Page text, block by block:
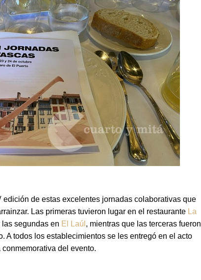
de estas excelentes jornadas colaborativas que
Las primeras tuvieron lugar en el restaurante La
segundas en El Laúl , mientras que las terceras fueron
A todos los establecimientos se les entregó en el acto
del evento.